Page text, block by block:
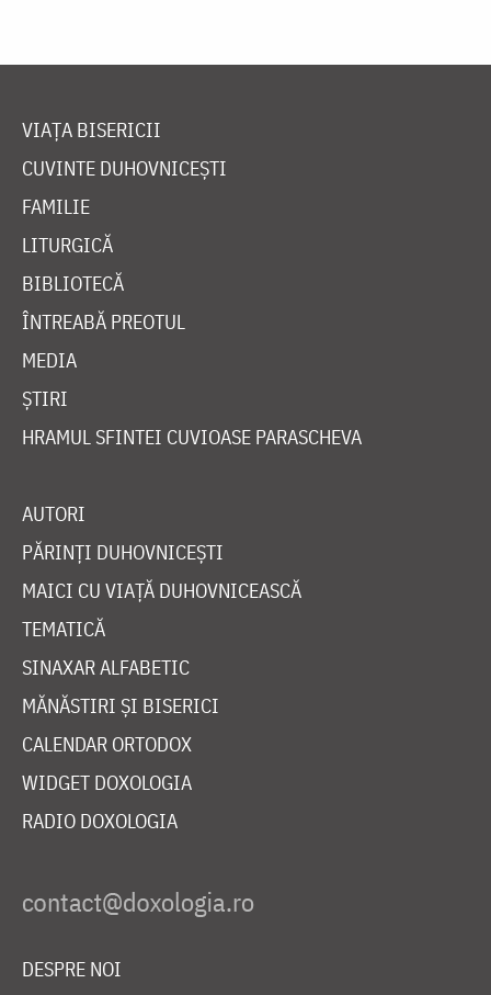
VIAȚA BISERICII
CUVINTE DUHOVNICEȘTI
FAMILIE
LITURGICĂ
BIBLIOTECĂ
ÎNTREABĂ PREOTUL
MEDIA
ȘTIRI
HRAMUL SFINTEI CUVIOASE PARASCHEVA
AUTORI
PĂRINȚI DUHOVNICEȘTI
MAICI CU VIAȚĂ DUHOVNICEASCĂ
TEMATICĂ
SINAXAR ALFABETIC
MĂNĂSTIRI ȘI BISERICI
CALENDAR ORTODOX
WIDGET DOXOLOGIA
RADIO DOXOLOGIA
DESPRE NOI